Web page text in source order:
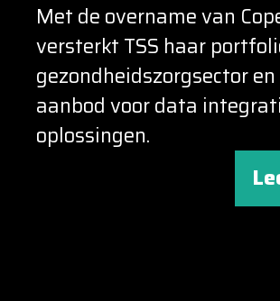
Met de overname van
versterkt TSS haar
gezondheidszorgsector
aanbod voor data
oplossingen.